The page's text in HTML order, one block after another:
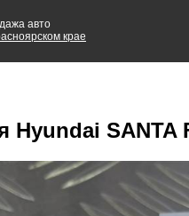
авто
крае
SANTA